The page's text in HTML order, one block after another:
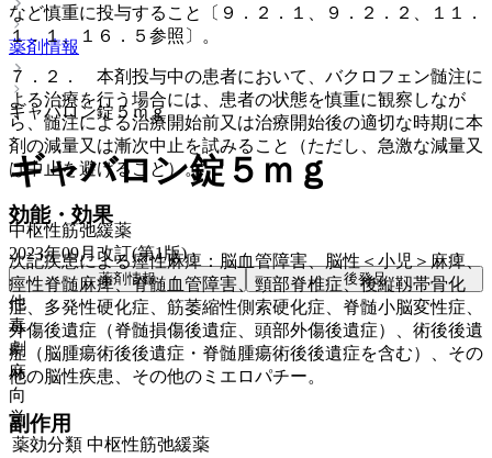
など慎重に投与すること〔９．２．１、９．２．２、１１．
１．１、１６．５参照〕。
７．２． 本剤投与中の患者において、バクロフェン髄注に
よる治療を行う場合には、患者の状態を慎重に観察しなが
ら、髄注による治療開始前又は治療開始後の適切な時期に本
剤の減量又は漸次中止を試みること（ただし、急激な減量又
は中止を避けること）。
効能・効果
次記疾患による痙性麻痺：脳血管障害、脳性＜小児＞麻痺、
痙性脊髄麻痺、脊髄血管障害、頸部脊椎症、後縦靱帯骨化
症、多発性硬化症、筋萎縮性側索硬化症、脊髄小脳変性症、
外傷後遺症（脊髄損傷後遺症、頭部外傷後遺症）、術後後遺
症（脳腫瘍術後後遺症・脊髄腫瘍術後後遺症を含む）、その
他の脳性疾患、その他のミエロパチー。
副作用
薬剤情報
ギャバロン錠５ｍｇ
ギャバロン錠５ｍｇ
中枢性筋弛緩薬
2023年09月改訂(第1版)
薬剤情報 後発品
他
毒
劇
麻
向
覚
薬効分類 中枢性筋弛緩薬